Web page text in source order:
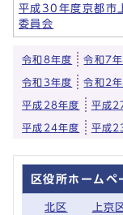
平成30年度京都市
委員会
令和8年度 令和7
令和3年度 令和2
平成28年度 平成
平成24年度 平成
区役所ホームペ
北区 上京